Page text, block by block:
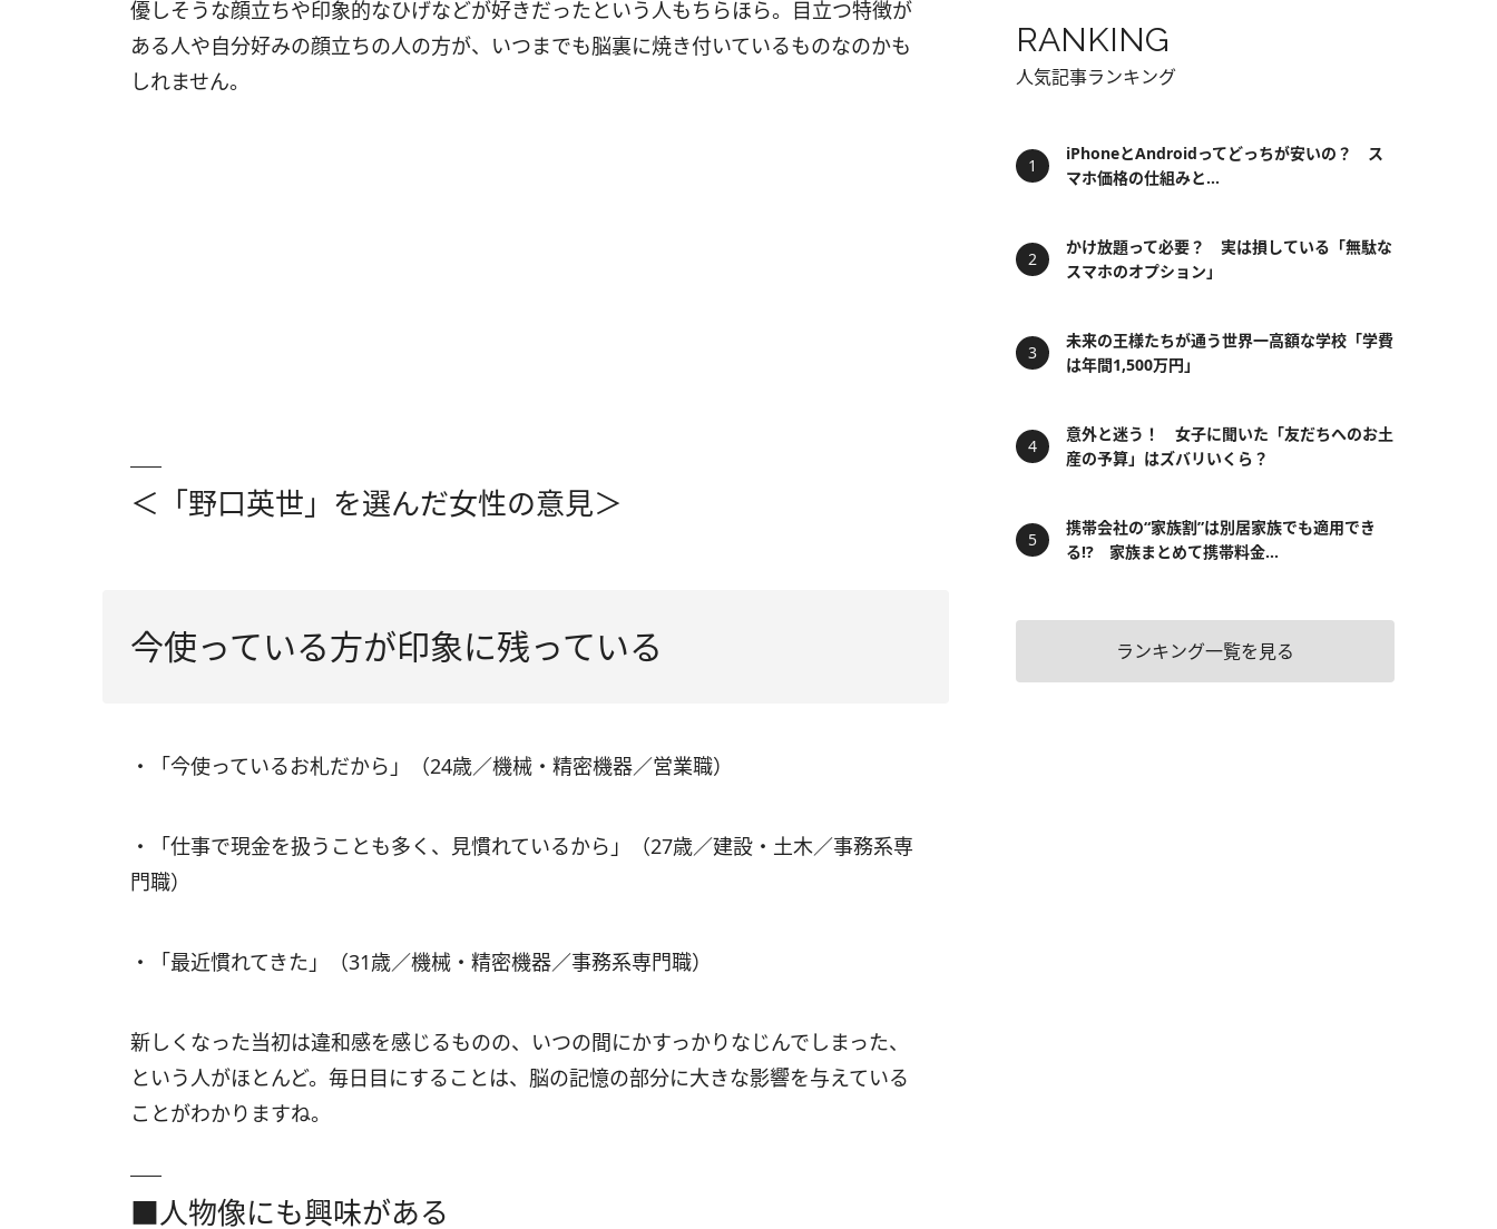
優しそうな顔立ちや印象的なひげなどが好きだったという人もちらほら。目立つ特徴が
ある人や自分好みの顔立ちの人の方が、いつまでも脳裏に焼き付いているものなのかも
しれません。
＜「野口英世」を選んだ女性の意見＞
今使っている方が印象に残っている
・「今使っているお札だから」（24歳／機械・精密機器／営業職）
・「仕事で現金を扱うことも多く、見慣れているから」（27歳／建設・土木／事務系専
門職）
・「最近慣れてきた」（31歳／機械・精密機器／事務系専門職）
新しくなった当初は違和感を感じるものの、いつの間にかすっかりなじんでしまった、
という人がほとんど。毎日目にすることは、脳の記憶の部分に大きな影響を与えている
ことがわかりますね。
■人物像にも興味がある
RANKING
人気記事ランキング
iPhoneとAndroidってどっちが安いの？ ス
マホ価格の仕組みと...
かけ放題って必要？ 実は損している「無駄な
スマホのオプション」
未来の王様たちが通う世界一高額な学校「学費
は年間1,500万円」
意外と迷う！ 女子に聞いた「友だちへのお土
産の予算」はズバリいくら？
携帯会社の“家族割”は別居家族でも適用でき
る!? 家族まとめて携帯料金...
ランキング一覧を見る